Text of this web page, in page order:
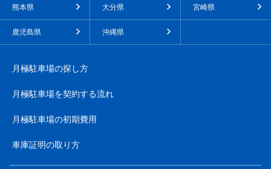
熊本県 大分県 宮崎県
鹿児島県 沖縄県
月極駐車場の探し方
月極駐車場を契約する流れ
月極駐車場の初期費用
車庫証明の取り方